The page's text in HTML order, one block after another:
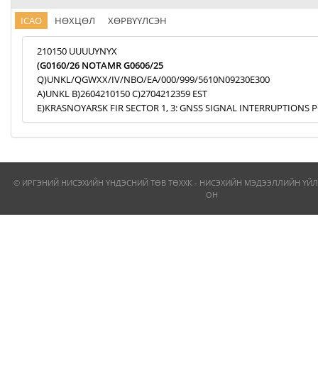
ICAO НӨХЦӨЛ ХӨРВҮҮЛСЭН
210150 UUUUYNYX
(G0160/26 NOTAMR G0606/25
Q)UNKL/QGWXX/IV/NBO/EA/000/999/5610N09230E300
A)UNKL B)2604210150 C)2704212359 EST
E)KRASNOYARSK FIR SECTOR 1, 3: GNSS SIGNAL INTERRUPTIONS
© ИРГЭНИЙ НИСЭХИЙН ҮНДЭСНИЙ ТӨВ ТӨХХК - НИСЭХИЙН МЭДЭЭЛЛИЙН
ОН